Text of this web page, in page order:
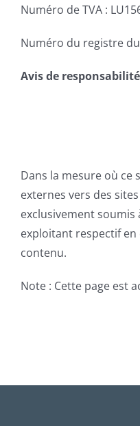
Numéro de TVA :
Numéro du registre
Avis de responsabilité
Dans la mesure où ce
externes vers des
exclusivement
exploitant respectif
contenu.
Note : Cette page est